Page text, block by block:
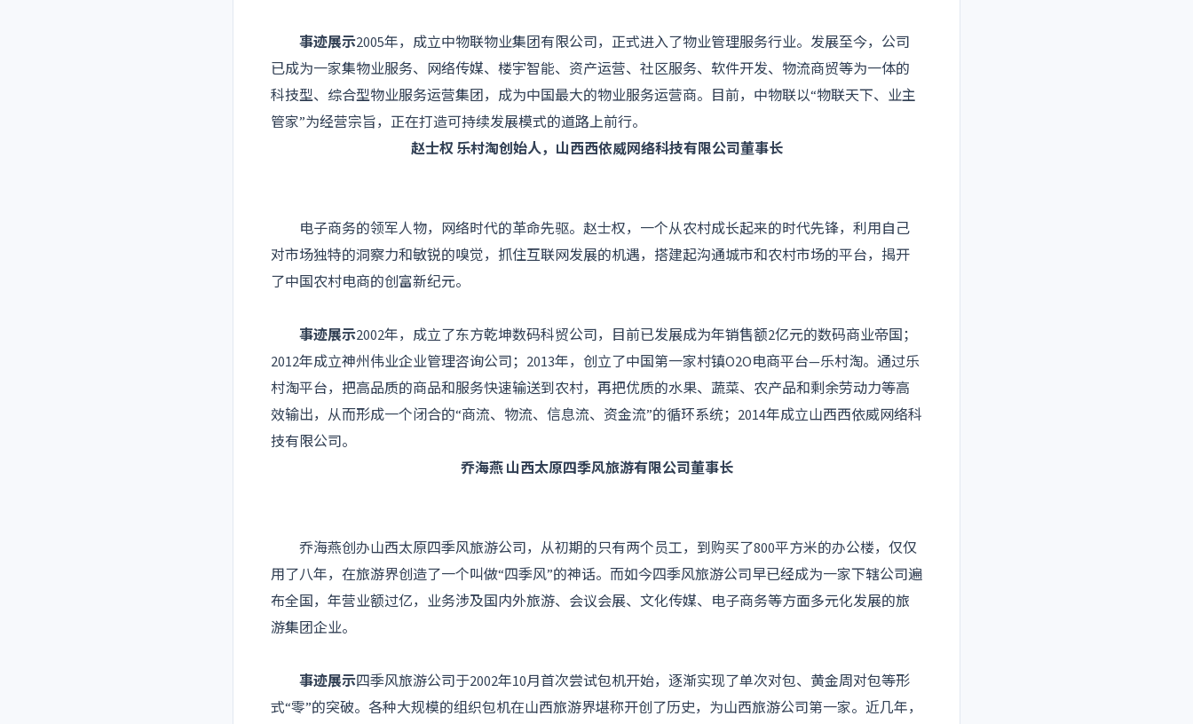
事迹展示2005年，成立中物联物业集团有限公司，正式进入了物业管理服务行业。发展至今，公司
已成为一家集物业服务、网络传媒、楼宇智能、资产运营、社区服务、软件开发、物流商贸等为一体的
科技型、综合型物业服务运营集团，成为中国最大的物业服务运营商。目前，中物联以“物联天下、业主
管家”为经营宗旨，正在打造可持续发展模式的道路上前行。
赵士权 乐村淘创始人，山西西依威网络科技有限公司董事长
电子商务的领军人物，网络时代的革命先驱。赵士权，一个从农村成长起来的时代先锋，利用自己
对市场独特的洞察力和敏锐的嗅觉，抓住互联网发展的机遇，搭建起沟通城市和农村市场的平台，揭开
了中国农村电商的创富新纪元。
事迹展示2002年，成立了东方乾坤数码科贸公司，目前已发展成为年销售额2亿元的数码商业帝国；
2012年成立神州伟业企业管理咨询公司；2013年，创立了中国第一家村镇O2O电商平台—乐村淘。通过乐
村淘平台，把高品质的商品和服务快速输送到农村，再把优质的水果、蔬菜、农产品和剩余劳动力等高
效输出，从而形成一个闭合的“商流、物流、信息流、资金流”的循环系统；2014年成立山西西依威网络科
技有限公司。
乔海燕 山西太原四季风旅游有限公司董事长
乔海燕创办山西太原四季风旅游公司，从初期的只有两个员工，到购买了800平方米的办公楼，仅仅
用了八年，在旅游界创造了一个叫做“四季风”的神话。而如今四季风旅游公司早已经成为一家下辖公司遍
布全国，年营业额过亿，业务涉及国内外旅游、会议会展、文化传媒、电子商务等方面多元化发展的旅
游集团企业。
事迹展示四季风旅游公司于2002年10月首次尝试包机开始，逐渐实现了单次对包、黄金周对包等形
式“零”的突破。各种大规模的组织包机在山西旅游界堪称开创了历史，为山西旅游公司第一家。近几年，